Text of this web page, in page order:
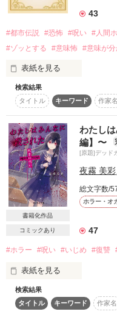
虫のうごめく音
「もうイヤ！！　もう無理
狂っていく学生生活
「お願い竜季……あた
2014/3/9更新開始～2014/
③鬼が死亡した場合、小
助かる方法はただ１つも
43
#都市伝説 #恐怖 #呪い #人間
#ゾッとする
#意味怖 #意味が
表紙を見る
検索結果
タイトル
キーワード 作家名
書籍化作品
コミックあり
わたし
編】〜
[原題]デッド
夜霧 美彩
総文字数/
ホラー・オ
47
#ホラー #呪い #いじめ #復讐
表紙を見る
デッドカース…死者の呪い
検索結果
タイトル
キーワード 作家名